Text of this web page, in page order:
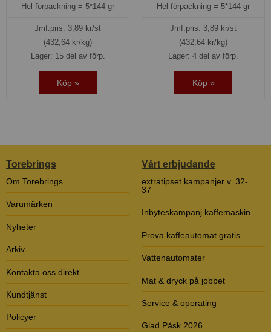
Hel förpackning = 5*144 gr
Jmf.pris: 3,89 kr/st
(432,64 kr/kg)
Lager: 15 del av förp.
Köp »
Hel förpackning = 5*144 gr
Jmf.pris: 3,89 kr/st
(432,64 kr/kg)
Lager: 4 del av förp.
Köp »
Torebrings
Om Torebrings
Varumärken
Nyheter
Arkiv
Kontakta oss direkt
Kundtjänst
Policyer
Vårt erbjudande
extratipset kampanjer v. 32-
37
Inbyteskampanj kaffemaskin
Prova kaffeautomat gratis
Vattenautomater
Mat & dryck på jobbet
Service & operating
Glad Påsk 2026